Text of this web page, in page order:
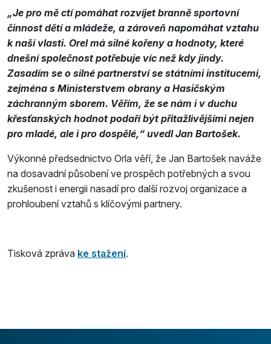
„Je pro mě ctí pomáhat rozvíjet branně sportovní
činnost dětí a mládeže, a zároveň napomáhat vztahu
k naší vlasti. Orel má silné kořeny a hodnoty, které
dnešní společnost potřebuje víc než kdy jindy.
Zasadím se o silné partnerství se státními institucemi,
zejména s Ministerstvem obrany a Hasičským
záchranným sborem. Věřím, že se nám i v duchu
křesťanských hodnot podaří být přitažlivějšími nejen
pro mladé, ale i pro dospělé,“ uvedl Jan Bartošek.
Výkonné předsednictvo Orla věří, že Jan Bartošek naváže
na dosavadní působení ve prospěch potřebných a svou
zkušenost i energii nasadí pro další rozvoj organizace a
prohloubení vztahů s klíčovými partnery.
Tisková zpráva ke stažení.